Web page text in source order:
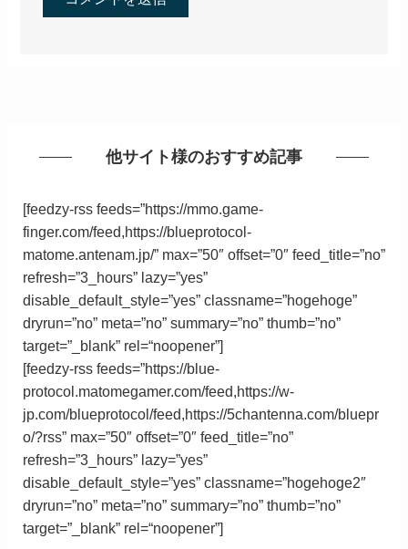
他サイト様のおすすめ記事
[feedzy-rss feeds=”https://mmo.game-
finger.com/feed,https://blueprotocol-
matome.antenam.jp/” max=”50″ offset=”0″ feed_title=”no”
refresh=”3_hours” lazy=”yes”
disable_default_style=”yes” classname=”hogehoge”
dryrun=”no” meta=”no” summary=”no” thumb=”no”
target=”_blank” rel=“noopener”]
[feedzy-rss feeds=”https://blue-
protocol.matomegamer.com/feed,https://w-
jp.com/blueprotocol/feed,https://5chantenna.com/bluepr
o/?rss” max=”50″ offset=”0″ feed_title=”no”
refresh=”3_hours” lazy=”yes”
disable_default_style=”yes” classname=”hogehoge2″
dryrun=”no” meta=”no” summary=”no” thumb=”no”
target=”_blank” rel=“noopener”]